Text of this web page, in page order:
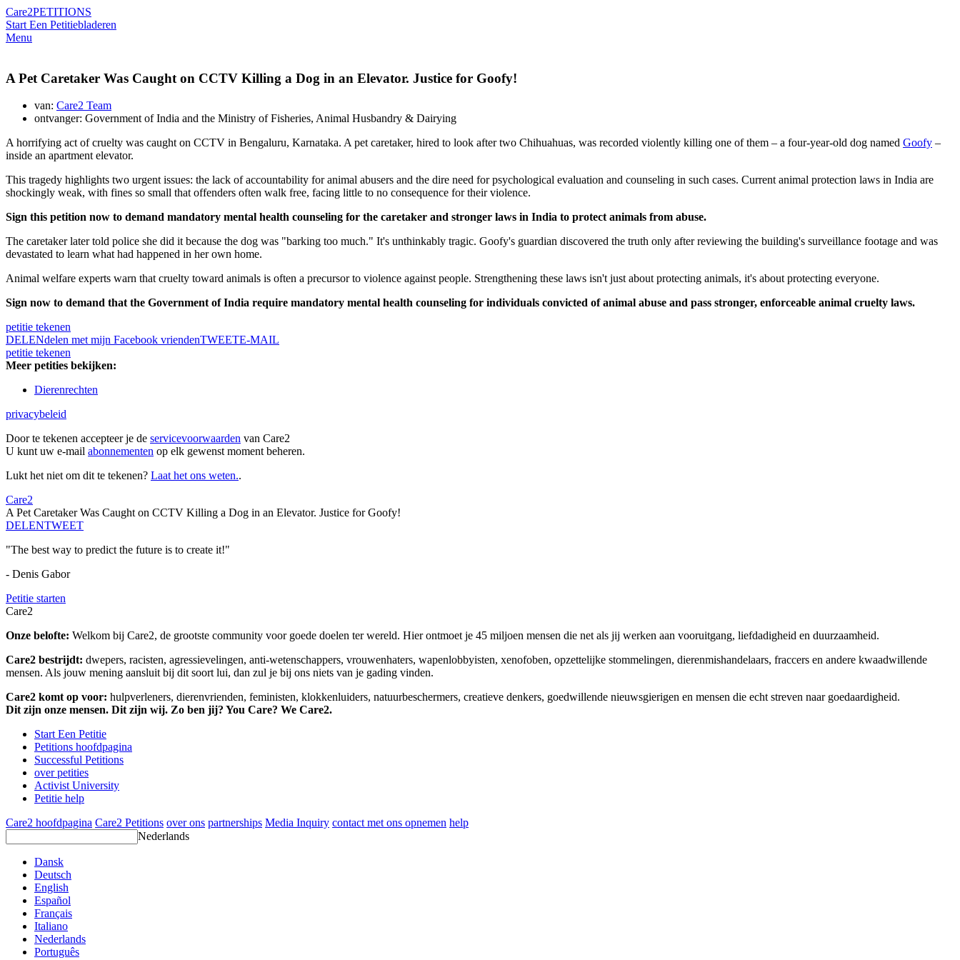
Care2PETITIONS
Start Een Petitiebladeren
Menu
A Pet Caretaker Was Caught on CCTV Killing a Dog in an Elevator. Justice for Goofy!
van: Care2 Team
ontvanger: Government of India and the Ministry of Fisheries, Animal Husbandry & Dairying
A horrifying act of cruelty was caught on CCTV in Bengaluru, Karnataka. A pet caretaker, hired to look after two Chihuahuas, was recorded violently killing one of them – a four-year-old dog named Goofy –
inside an apartment elevator.
This tragedy highlights two urgent issues: the lack of accountability for animal abusers and the dire need for psychological evaluation and counseling in such cases. Current animal protection laws in India are
shockingly weak, with fines so small that offenders often walk free, facing little to no consequence for their violence.
Sign this petition now to demand mandatory mental health counseling for the caretaker and stronger laws in India to protect animals from abuse.
The caretaker later told police she did it because the dog was "barking too much." It's unthinkably tragic. Goofy's guardian discovered the truth only after reviewing the building's surveillance footage and was
devastated to learn what had happened in her own home.
Animal welfare experts warn that cruelty toward animals is often a precursor to violence against people. Strengthening these laws isn't just about protecting animals, it's about protecting everyone.
Sign now to demand that the Government of India require mandatory mental health counseling for individuals convicted of animal abuse and pass stronger, enforceable animal cruelty laws.
petitie tekenen
DELENdelen met mijn Facebook vriendenTWEETE-MAIL
petitie tekenen
Meer petities bekijken:
Dierenrechten
privacybeleid
Door te tekenen accepteer je de servicevoorwaarden van Care2
U kunt uw e-mail abonnementen op elk gewenst moment beheren.
Lukt het niet om dit te tekenen? Laat het ons weten..
Care2
A Pet Caretaker Was Caught on CCTV Killing a Dog in an Elevator. Justice for Goofy!
DELENTWEET
"The best way to predict the future is to create it!"
- Denis Gabor
Petitie starten
Care2
Onze belofte: Welkom bij Care2, de grootste community voor goede doelen ter wereld. Hier ontmoet je 45 miljoen mensen die net als jij werken aan vooruitgang, liefdadigheid en duurzaamheid.
Care2 bestrijdt: dwepers, racisten, agressievelingen, anti-wetenschappers, vrouwenhaters, wapenlobbyisten, xenofoben, opzettelijke stommelingen, dierenmishandelaars, fraccers en andere kwaadwillende
mensen. Als jouw mening aansluit bij dit soort lui, dan zul je bij ons niets van je gading vinden.
Care2 komt op voor: hulpverleners, dierenvrienden, feministen, klokkenluiders, natuurbeschermers, creatieve denkers, goedwillende nieuwsgierigen en mensen die echt streven naar goedaardigheid.
Dit zijn onze mensen. Dit zijn wij. Zo ben jij? You Care? We Care2.
Start Een Petitie
Petitions hoofdpagina
Successful Petitions
over petities
Activist University
Petitie help
Care2 hoofdpagina Care2 Petitions over ons partnerships Media Inquiry contact met ons opnemen help
Nederlands
Dansk
Deutsch
English
Español
Français
Italiano
Nederlands
Português